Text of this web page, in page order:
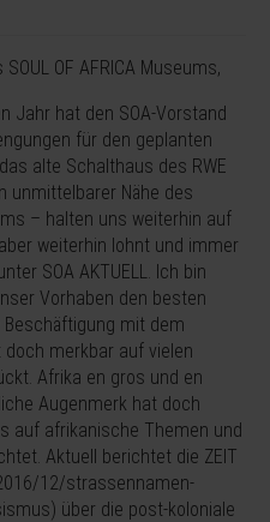
OF AFRICA Museums,
Jahr hat den SOA-Vorstand
für den geplanten
alte Schalthaus des RWE
unmittelbarer Nähe des
– halten uns weiterhin auf
weiterhin lohnt und immer
SOA AKTUELL. Ich bin
Vorhaben den besten
mit dem
merkbar auf vielen
Afrika en gros und en
Augenmerk hat doch
auf afrikanische Themen und
Aktuell berichtet die ZEIT
12/strassennamen-
über die post-koloniale